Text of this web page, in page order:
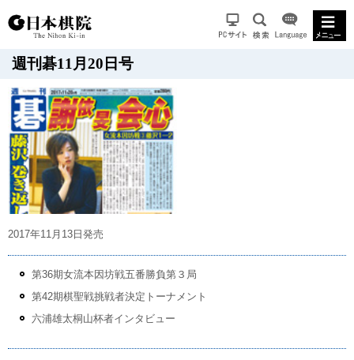
週刊碁11月20日号
2017年11月13日発売
第36期女流本因坊戦五番勝負第３局
第42期棋聖戦挑戦者決定トーナメント
六浦雄太桐山杯者インタビュー